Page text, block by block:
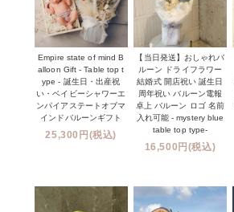
Empire state of mind B
alloon Gift - Table top t
ype - 誕生日・出産祝
い・ベイビーシャワーエ
ンパイアステートオブマ
インドバルーンギフト
25,300円(税込)
【当日発送】おしゃれバ
ルーン ドライフラワー
結婚式 開店祝い 誕生日
周年祝い バルーン電報
卓上 バルーン ロゴ 名前
入れ可能 - mystery blue
table top type-
16,500円(税込)